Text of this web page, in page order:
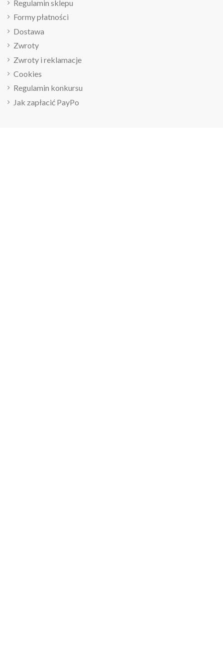
Regulamin sklepu
Formy płatności
Dostawa
Zwroty
Zwroty i reklamacje
Cookies
Regulamin konkursu
Jak zapłacić PayPo